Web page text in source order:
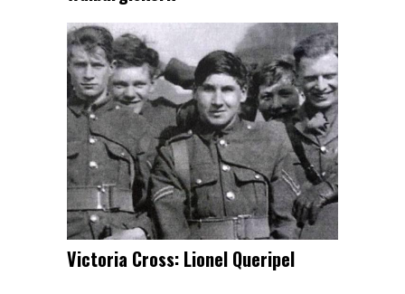
Victoria Cross: Lionel Queripel